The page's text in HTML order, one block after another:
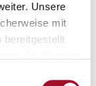
Unsere
mit
bereitgestellt